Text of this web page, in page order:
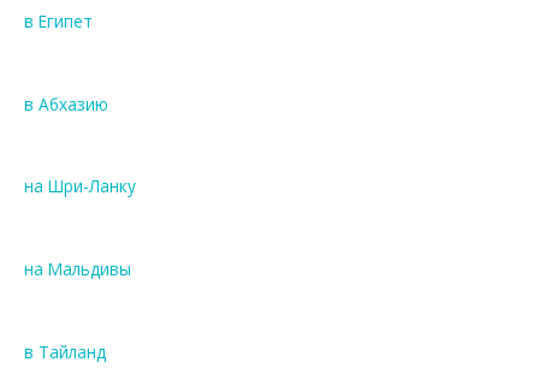
в Египет
в Абхазию
на Шри-Ланку
на Мальдивы
в Тайланд